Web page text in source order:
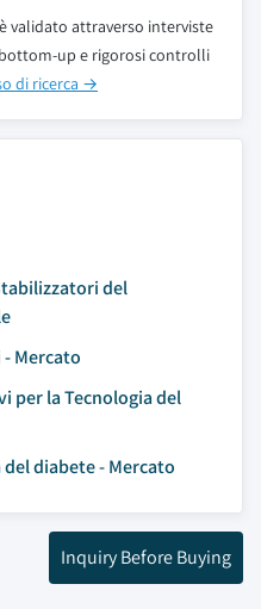
validato attraverso interviste
up e rigorosi controlli
di ricerca →
del
Mercato
per la Tecnologia del
diabete - Mercato
Inquiry Before Buying